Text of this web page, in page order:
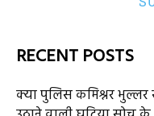
RECENT POSTS
क्या पुलिस कमिश्नर